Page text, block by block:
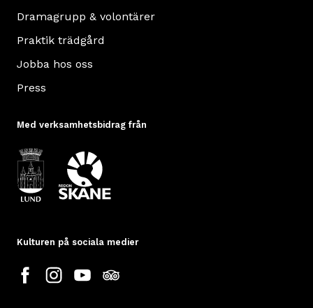
Dramagrupp & volontärer
Praktik trädgård
Jobba hos oss
Press
Med verksamhetsbidrag från
Kulturen på sociala medier